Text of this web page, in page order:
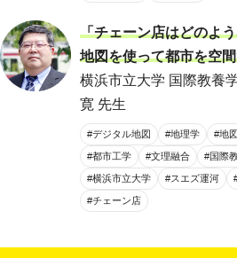
「チェーン店はどのよ
地図を使って都市を空
横浜市立大学 国際教養
寛 先生
#デジタル地図 #地理学 #地図
#都市工学 #文理融合 #国際
#横浜市立大学 #スエズ運河
#チェーン店